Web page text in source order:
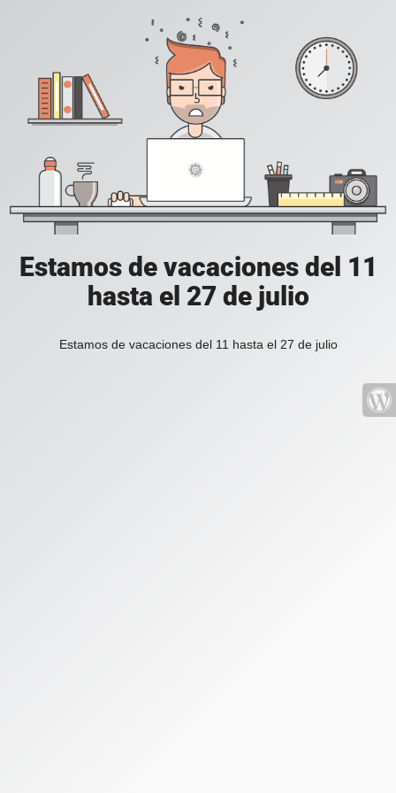
Estamos de vacaciones del 11
hasta el 27 de julio
Estamos de vacaciones del 11 hasta el 27 de julio